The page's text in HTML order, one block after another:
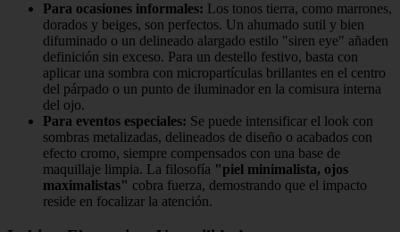
Para ocasiones informales: Los tonos tierra, como marrones,
dorados y beiges, son perfectos. Un ahumado sutil y bien
difuminado o un delineado alargado estilo "siren eye" añaden
definición sin exceso. Para un destello festivo, basta con
aplicar una sombra con micropartículas brillantes en el centro
del párpado o un punto de iluminador en la comisura interna
del ojo.
Para eventos especiales: Se puede intensificar el look con
sombras metalizadas, delineados de diseño o acabados con
efecto cromo, siempre compensados con una base de
maquillaje limpia. La filosofía "piel minimalista, ojos
maximalistas" cobra fuerza, demostrando que el impacto
reside en focalizar la atención.